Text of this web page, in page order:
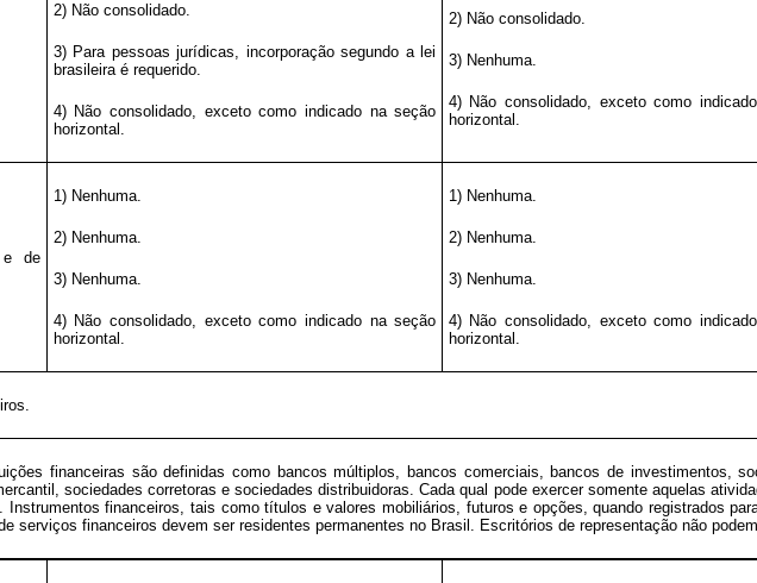
2) Não consolidado.
3) Para pessoas jurídicas, incorporação segundo a lei
brasileira é requerido.
4) Não consolidado, exceto como indicado na seção
horizontal.
2) Não consolidado.
3) Nenhuma.
4) Não consolidado, exceto como
horizontal.
e de
1) Nenhuma.
2) Nenhuma.
3) Nenhuma.
4) Não consolidado, exceto como indicado na seção
horizontal.
1) Nenhuma.
2) Nenhuma.
3) Nenhuma.
4) Não consolidado, exceto como
horizontal.
financeiras são definidas como bancos múltiplos, bancos comerciais, bancos de investimentos,
sociedades corretoras e sociedades distribuidoras. Cada qual pode exercer somente aquelas
Instrumentos financeiros, tais como títulos e valores mobiliários, futuros e opções, quando registrados
serviços financeiros devem ser residentes permanentes no Brasil. Escritórios de representação não